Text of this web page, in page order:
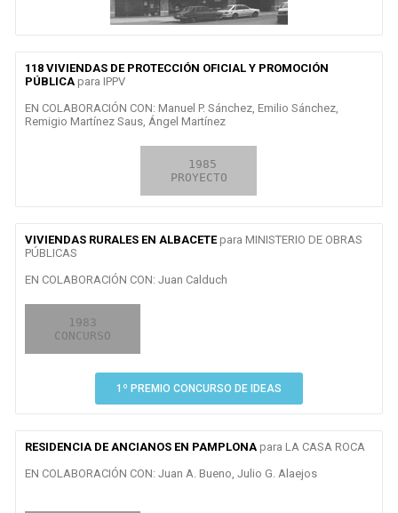
118 VIVIENDAS DE PROTECCIÓN OFICIAL Y PROMOCIÓN
PÚBLICA para IPPV
EN COLABORACIÓN CON: Manuel P. Sánchez, Emilio Sánchez,
Remigio Martínez Saus, Ángel Martínez
1985
PROYECTO
VIVIENDAS RURALES EN ALBACETEpara MINISTERIO DE OBRAS
PÚBLICAS
EN COLABORACIÓN CON: Juan Calduch
1983
CONCURSO
1º PREMIO CONCURSO DE IDEAS
RESIDENCIA DE ANCIANOS EN PAMPLONA para LA CASA ROCA
EN COLABORACIÓN CON: Juan A. Bueno, Julio G. Alaejos